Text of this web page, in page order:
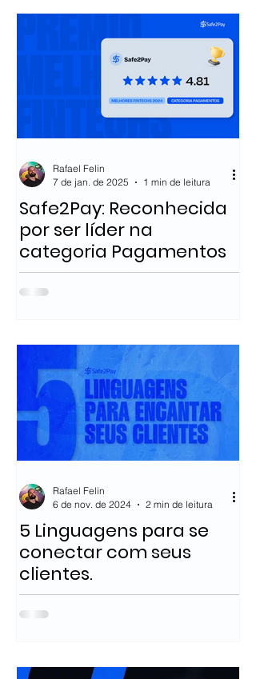
Safe2Pay: Reconhecida
por ser líder na
categoria Pagamentos
Rafael Felin
7 de jan. de 2025
1 min de leitura
5 Linguagens para se
conectar com seus
clientes.
Rafael Felin
6 de nov. de 2024
2 min de leitura